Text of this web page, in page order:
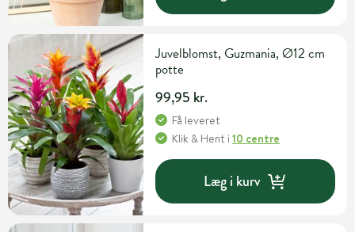
Juvelblomst, Guzmania, Ø12 cm
potte
99,95 kr.
Få leveret
Klik & Hent i10 centre
Læg i kurv